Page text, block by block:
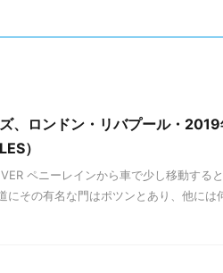
、ロンドン・リバプール・
）
ペニーレインから車で少し移動する
その有名な門はポツンとあり、他には